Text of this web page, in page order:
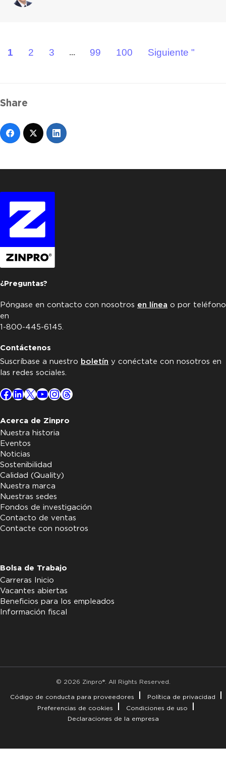
1 2 3 ... 99 100 Siguiente "
Share
¿Preguntas?
Póngase en contacto con nosotros en línea o por teléfono
en
1-800-445-6145.
Contáctenos
Suscríbase a nuestro boletín y conéctate con nosotros en
las redes sociales.
Facebook
LinkedIn
X YouTube
Instagram
Threads
Acerca de Zinpro
Nuestra historia
Eventos
Noticias
Sostenibilidad
Calidad (Quality)
Nuestra marca
Nuestras sedes
Fondos de investigación
Contacto de ventas
Contacte con nosotros
Bolsa de Trabajo
Carreras Inicio
Vacantes abiertas
Beneficios para los empleados
Información fiscal
© 2026 Zinpro®. All Rights Reserved.
Código de conducta para proveedores
Política de privacidad
Preferencias de cookies
Condiciones de uso
Declaraciones de la empresa